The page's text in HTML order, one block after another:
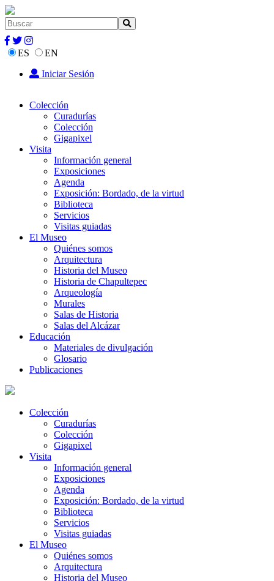
ES
EN
Iniciar Sesión
Colección
Curadurías
Colección
Gigapixel
Visita
Información general
Exposiciones
Agenda
Exposición: Bordado, de la virtud
Biblioteca
Servicios
Visitas guiadas
El Museo
Quiénes somos
Arquitectura
Historia del Museo
Historia de Chapultepec
Arqueología
Murales
Salas de Historia
Salas del Alcázar
Educación
Materiales de divulgación
Glosario
Publicaciones
Colección
Curadurías
Colección
Gigapixel
Visita
Información general
Exposiciones
Agenda
Exposición: Bordado, de la virtud
Biblioteca
Servicios
Visitas guiadas
El Museo
Quiénes somos
Arquitectura
Historia del Museo